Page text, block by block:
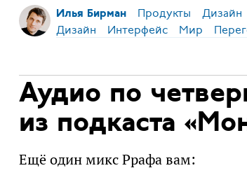
Илья Бирман Продукты Дизайн
Дизайн Интерфейс Мир
Аудио по
из подкаста
Ещё один микс Ррафа вам: